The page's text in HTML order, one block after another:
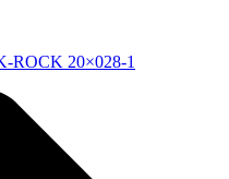
ROCK 20×028-1